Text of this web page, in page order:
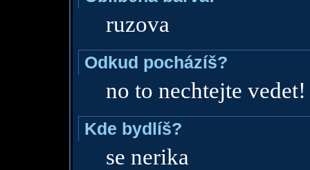
ruzova
Odkud pocházíš?
no to nechtejte vedet!
Kde bydlíš?
se nerika